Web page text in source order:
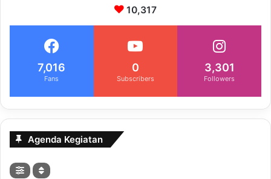
10,317
7,016
Fans
0
Subscribers
3,301
Followers
Agenda Kegiatan